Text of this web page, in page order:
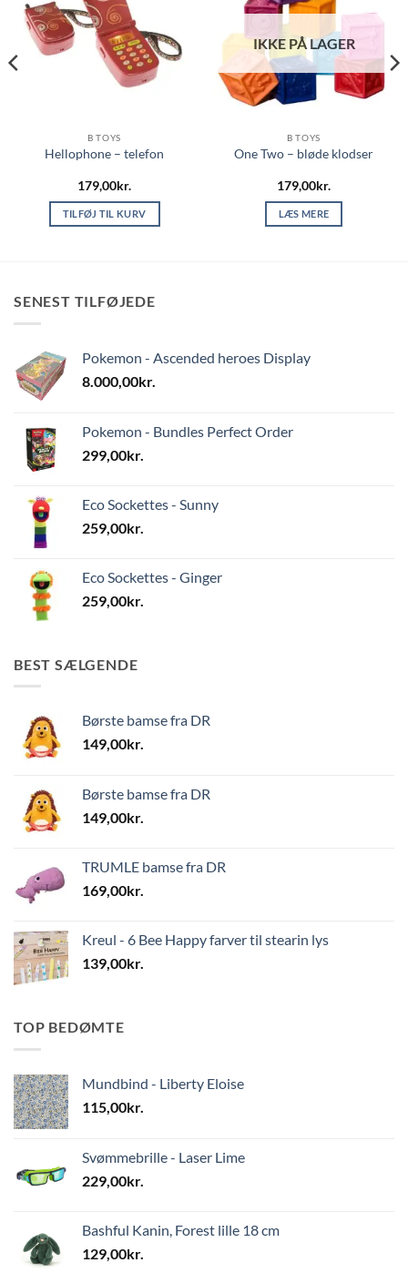
B TOYS
Hellophone – telefon
179,00kr.
TILFØJ TIL KURV
IKKE PÅ LAGER
B TOYS
One Two – bløde klodser
179,00kr.
LÆS MERE
SENEST TILFØJEDE
Pokemon - Ascended heroes Display
8.000,00kr.
Pokemon - Bundles Perfect Order
299,00kr.
Eco Sockettes - Sunny
259,00kr.
Eco Sockettes - Ginger
259,00kr.
BEST SÆLGENDE
Børste bamse fra DR
149,00kr.
Børste bamse fra DR
149,00kr.
TRUMLE bamse fra DR
169,00kr.
Kreul - 6 Bee Happy farver til stearin lys
139,00kr.
TOP BEDØMTE
Mundbind - Liberty Eloise
115,00kr.
Svømmebrille - Laser Lime
229,00kr.
Bashful Kanin, Forest lille 18 cm
129,00kr.